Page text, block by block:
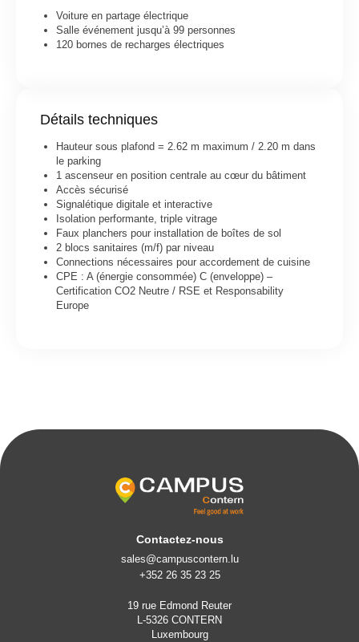
Voiture en partage électrique
Salle événement jusqu’à 99 personnes
120 bornes de recharges électriques
Détails techniques
Hauteur sous plafond = 2.62 m maximum / 2.20 m dans
le parking
1 ascenseur en position centrale au cœur du bâtiment
Accès sécurisé
Signalétique digitale et interactive
Isolation performante, triple vitrage
Faux planchers pour installation de boîtes de sol
2 blocs sanitaires (m/f) par niveau
Connections nécessaires pour accordement de cuisine
CPE : A (énergie consommée) C (enveloppe) –
Certification CO2 Neutre / RSE et Responsability
Europe
Contactez-nous
sales@campuscontern.lu
+352 26 35 23 25
19 rue Edmond Reuter
L-5326 CONTERN
Luxembourg